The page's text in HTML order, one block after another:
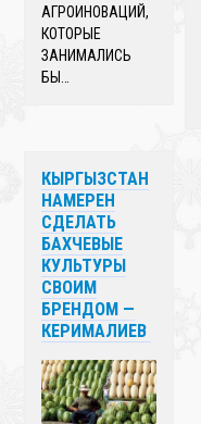
АГРОИНОВАЦИЙ,
КОТОРЫЕ
ЗАНИМАЛИСЬ
БЫ…
КЫРГЫЗСТАН
НАМЕРЕН
СДЕЛАТЬ
БАХЧЕВЫЕ
КУЛЬТУРЫ
СВОИМ
БРЕНДОМ —
КЕРИМАЛИЕВ